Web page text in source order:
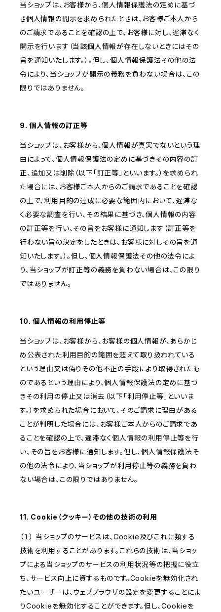
当ショップは、お客様から、個人情報保護法の定めに基づ
き個人情報の開示を求められたときは、お客様ご本人から
のご請求であることを確認の上で、お客様に対し、遅滞なく
開示を行います（当該個人情報が存在しないときにはその
旨を通知いたします。）。但し、個人情報保護法その他の法
令により、当ショップが開示の義務を負わない場合は、この
限りではありません。
9. 個人情報の訂正等
当ショップは、お客様から、個人情報が真実でないという理
由によって、個人情報保護法の定めに基づきその内容の訂
正、追加又は削除（以下「訂正等」といいます。）を求められ
た場合には、お客様ご本人からのご請求であることを確認
の上で、利用目的の達成に必要な範囲内において、遅滞な
く必要な調査を行い、その結果に基づき、個人情報の内容
の訂正等を行い、その旨をお客様に通知します（訂正等を
行わない旨の決定をしたときは、お客様に対しその旨を通
知いたします。）。但し、個人情報保護法その他の法令によ
り、当ショップが訂正等の義務を負わない場合は、この限り
ではありません。
10. 個人情報の利用停止等
当ショップは、お客様から、お客様の個人情報が、あらかじ
め公表された利用目的の範囲を超えて取り扱われている
という理由又は偽りその他不正の手段により取得されたも
のであるという理由により、個人情報保護法の定めに基づ
きその利用の停止又は消去（以下「利用停止等」といいま
す。）を求められた場合において、そのご請求に理由がある
ことが判明した場合には、お客様ご本人からのご請求であ
ることを確認の上で、遅滞なく個人情報の利用停止等を行
い、その旨をお客様に通知します。但し、個人情報保護法そ
の他の法令により、当ショップが利用停止等の義務を負わ
ない場合は、この限りではありません。
11. Cookie（クッキー）その他の技術の利用
（１） 当ショップのサービスは、Cookie及びこれに類する
技術を利用することがあります。これらの技術は、当ショッ
プによる当ショップのサービスの利用状況等の把握に役立
ち、サービス向上に資するものです。Cookieを無効化され
たいユーザーは、ウェブブラウザの設定を変更することによ
りCookieを無効化することができます。但し、Cookieを